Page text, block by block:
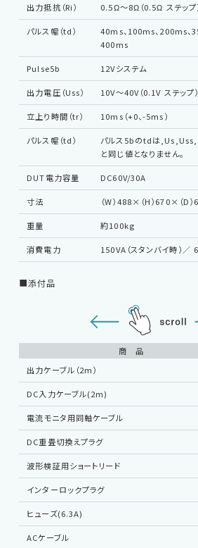
RF関連製品・試験シ
EMCソリューション
出力抵抗（Ri） 0.5Ω〜8Ω（0.5Ω ステップ
パルス幅（td）
40ms、100ms、200ms、
400ms
Pulse5b 12Vシステム
出力電圧（Uss） 10V〜40V（0.1V ステップ）
立上り時間（tr） 10ms（+0、-5ms）
パルス幅（td）
パルス5bのtdは,Us,Uss,
と同じ値となりません。
DUT電力容量 DC60V/30A
寸法 （W）488×（H）670×（D
重量 約100kg
消費電力 150VA（スタンバイ時）／
■添付品
商 品
出力ケーブル（2m）
DC入力ケーブル(2m)
電流モニタ用同軸ケーブル
DC重畳切換えプラグ
波形検証用ショートリード
インターロックプラグ
ヒューズ(6.3A)
ACケーブル